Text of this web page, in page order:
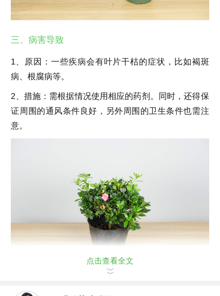
三、病害导致
1、原因：一些疾病会有叶片干枯的症状，比如褐斑
病、根腐病等。
2、措施：需根据情况使用相应的药剂。同时，还得保
证周围的通风条件良好，另外周围的卫生条件也需注
意。
点击查看全文